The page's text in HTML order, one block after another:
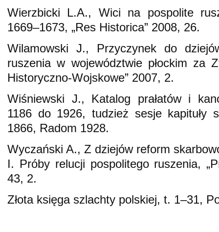
Wierzbicki L.A., Wici na pospolite
1669–1673, „Res Historica” 2008, 26.
Wilamowski J., Przyczynek do
ruszenia w województwie płockim za
Historyczno-Wojskowe” 2007, 2.
Wiśniewski J., Katalog prałatów i
1186 do 1926, tudzież sesje kapituły
1866, Radom 1928.
Wyczański A., Z dziejów reform
I. Próby relucji pospolitego ruszenia,
43, 2.
Złota księga szlachty polskiej, t. 1–31,